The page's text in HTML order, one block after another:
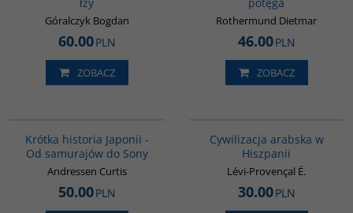
Góralczyk Bogdan
60.00PLN
ZOBACZ
Rothermund Dietmar
46.00PLN
ZOBACZ
Krótka historia Japonii -
Od samurajów do Sony
Andressen Curtis
50.00PLN
Cywilizacja arabska w
Hiszpanii
Lévi-Provençal É.
30.00PLN